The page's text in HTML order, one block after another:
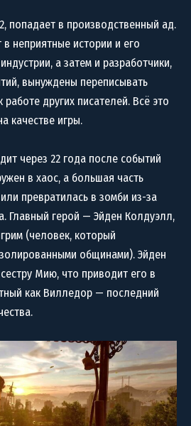
попадает в производственный ад.
неприятные истории и его
а затем и разработчики,
вынуждены переписывать
других писателей. Всё это
качестве игры.
через 22 года после событий
в хаос, а большая часть
превратилась в зомби из-за
Главный герой — Эйден Колдуэлл,
(человек, который
общинами). Эйден
Мию, что приводит его в
как Вилледор — последний